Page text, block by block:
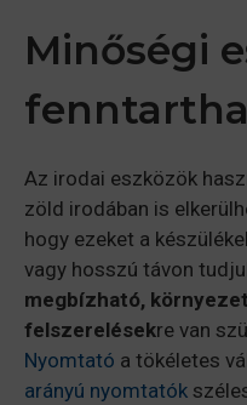
Minőségi
Az irodai eszközök
zöld irodában is
hogy ezeket a
vagy hosszú távon
megbízható,
felszerelésekre van
Nyomtató a tökéletes
arányú nyomtatók